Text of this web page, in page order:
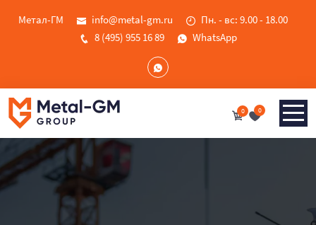
Метал-ГМ info@metal-gm.ru
Пн. - вс: 9.00 - 18.00
8 (495) 955 16 89
WhatsApp
0 0